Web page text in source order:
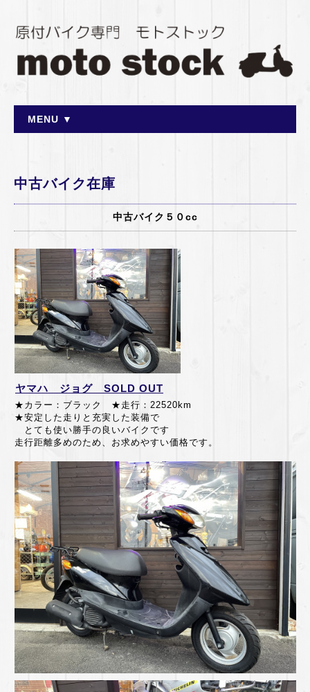
MENU ▼
中古バイク在庫
中古バイク５０cc
ヤマハ ジョグ SOLD OUT
★カラー：ブラック ★走行：22520km
★安定した走りと充実した装備で
とても使い勝手の良いバイクです
走行距離多めのため、お求めやすい価格です。